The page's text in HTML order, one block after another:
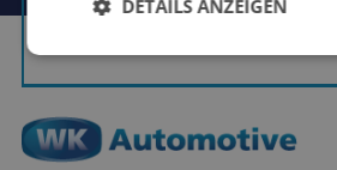
KontaktDETAILS ANZEIGEN